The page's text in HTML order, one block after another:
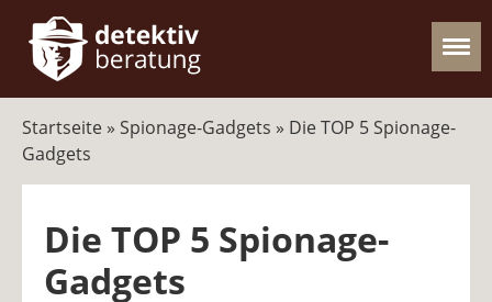
Startseite » Spionage-Gadgets » Die TOP 5 Spionage-
Gadgets
Die TOP 5 Spionage-
Gadgets